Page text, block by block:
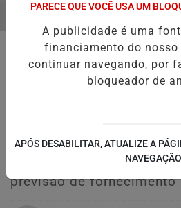
EM ALTA
🏥 SAÚDE
Falta de
doenças
está disponível nas
custo pode chegar a R$
previsão de fornecimento
PARECE QUE VOCÊ USA UM
A publicidade é uma
financiamento do nosso
continuar navegando, por
bloqueador de
APÓS DESABILITAR, ATUALIZE A